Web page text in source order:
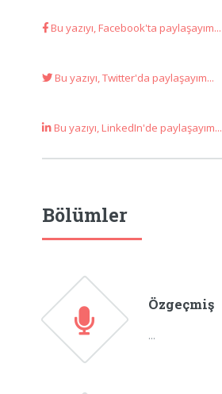
Bu yazıyı, Facebook'ta paylaşayım...
Bu yazıyı, Twitter'da paylaşayım...
Bu yazıyı, LinkedIn'de paylaşayım...
Bölümler
Özgeçmiş
...